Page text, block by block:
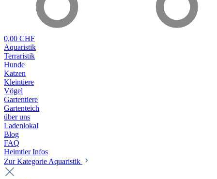
0,00 CHF
Aquaristik
Terraristik
Hunde
Katzen
Kleintiere
Vögel
Gartentiere
Gartenteich
über uns
Ladenlokal
Blog
FAQ
Heimtier Infos
Zur Kategorie Aquaristik